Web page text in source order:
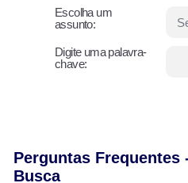
Escolha um
assunto:
Digite uma palavra-
chave:
Perguntas Frequentes
Busca